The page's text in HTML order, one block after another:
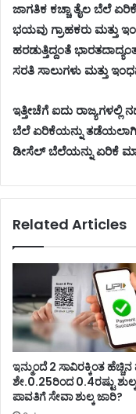
ಜಾಗತಿಕ ಕಚ್ಚಾ ತೈಲ ಬೆಲೆ
ಭಯವು ಗ್ರಾಹಕರು ಮತ್ತು
ಹರಡುತ್ತಿದ್ದಂತೆ
ಸರತಿ ಸಾಲುಗಳು ಮತ್ತು
ಇತ್ತೀಚೆಗೆ ಐದು
ಬೆಲೆ ಏರಿಕೆಯನ್ನು
ಡೀಸೆಲ್ ಬೆಲೆಯನ್ನು ಏರಿಕೆ
Related Articles
ಇನ್ಮುಂದೆ 2 ಸಾವಿರಕ್ಕಿಂತ ಹೆಚ್ಚಿನ
ಶೇ.0.25ರಿಂದ 0.4ರಷ್ಟು
ಪಾವತಿಗೆ ಸೇವಾ ಶುಲ್ಕ ಜಾರಿ?